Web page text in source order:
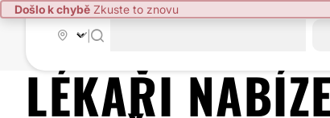
Došlo k chybě Zkuste to znovu
LÉKAŘI